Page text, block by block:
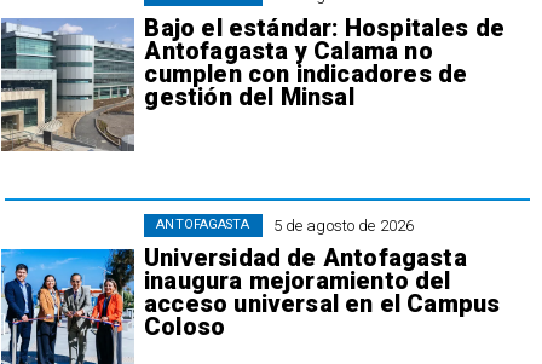
Bajo el estándar: Hospitales de
Antofagasta y Calama no
cumplen con indicadores de
gestión del Minsal
5 de agosto de 2026
Universidad de Antofagasta
inaugura mejoramiento del
acceso universal en el Campus
Coloso
ANTOFAGASTA